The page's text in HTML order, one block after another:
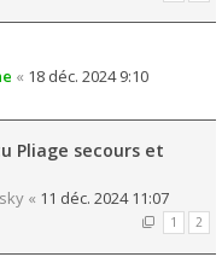
« 18 déc. 2024 9:10
Pliage secours et
« 11 déc. 2024 11:07
1 2